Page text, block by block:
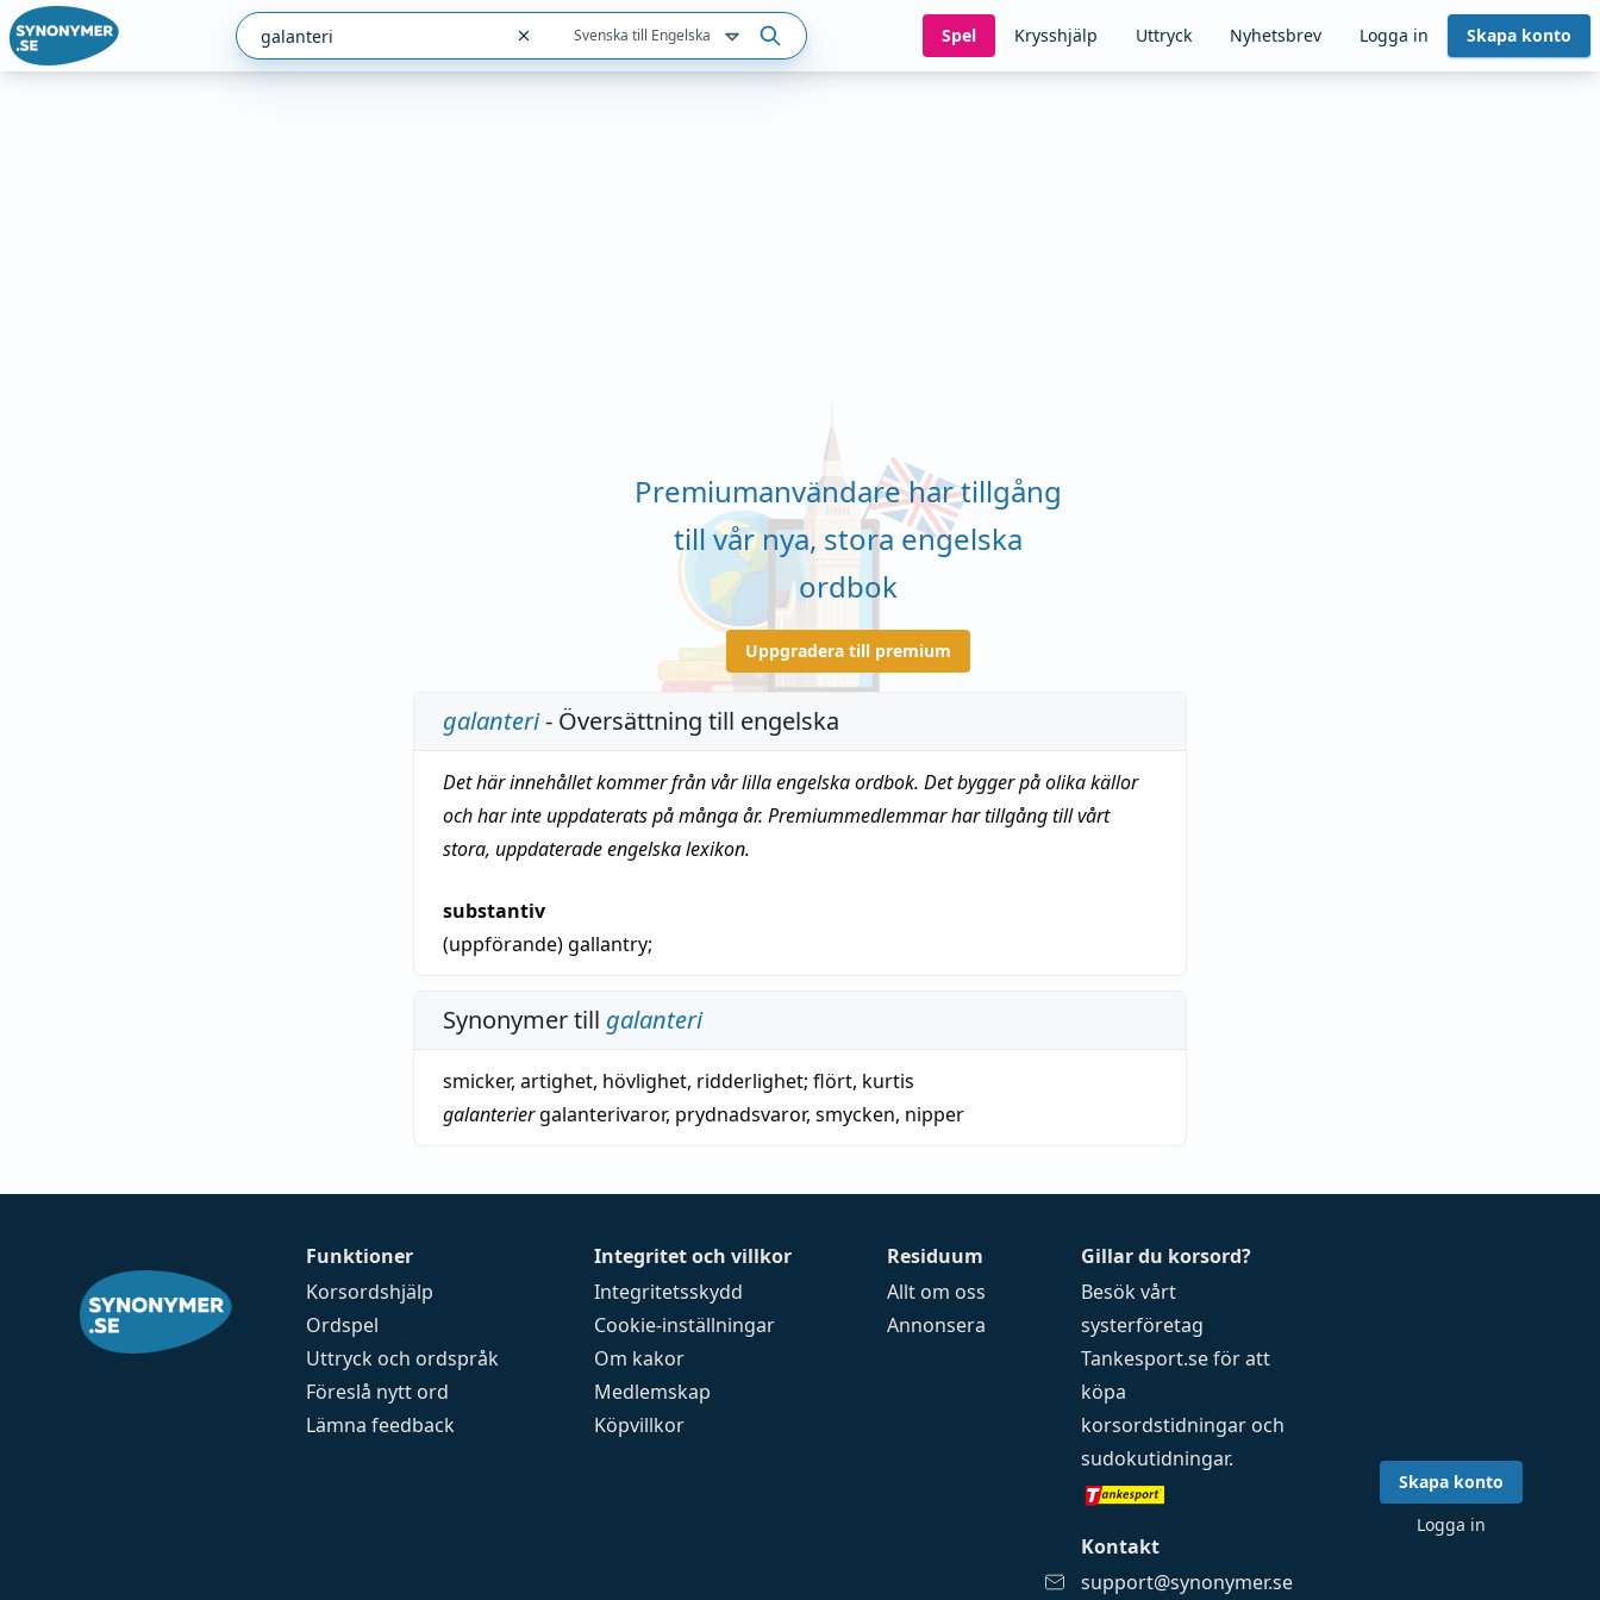
Svenska till Engelska Spel Krysshjälp Uttryck Nyhetsbrev Logga in Skapa konto
Premiumanvändare har tillgång
till vår nya, stora engelska
ordbok
Uppgradera till premium
galanteri- Översättning till engelska
Det här innehållet kommer från vår lilla engelska ordbok. Det bygger på olika källor
och har inte uppdaterats på många år. Premiummedlemmar har tillgång till vårt
stora, uppdaterade engelska lexikon.
substantiv
(uppförande)gallantry;
Synonymer till galanteri
smicker, artighet, hövlighet, ridderlighet; flört, kurtis
galanteriergalanterivaror, prydnadsvaror, smycken, nipper
Funktioner
Korsordshjälp
Ordspel
Uttryck och ordspråk
Föreslå nytt ord
Lämna feedback
Integritet och villkor
Integritetsskydd
Cookie-inställningar
Om kakor
Medlemskap
Köpvillkor
Residuum
Allt om oss
Annonsera
Gillar du korsord?
Besök vårt
systerföretag
Tankesport.seför att
köpa
korsordstidningar och
sudokutidningar.
Kontakt
support@synonymer.se
Skapa konto
Logga in